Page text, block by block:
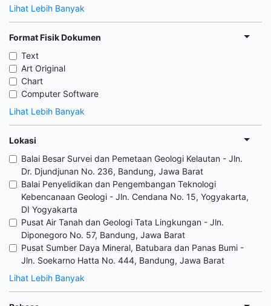
Lihat Lebih Banyak
Format Fisik Dokumen
Text
Art Original
Chart
Computer Software
Lihat Lebih Banyak
Lokasi
Balai Besar Survei dan Pemetaan Geologi Kelautan - Jln.
Dr. Djundjunan No. 236, Bandung, Jawa Barat
Balai Penyelidikan dan Pengembangan Teknologi
Kebencanaan Geologi - Jln. Cendana No. 15, Yogyakarta,
DI Yogyakarta
Pusat Air Tanah dan Geologi Tata Lingkungan - Jln.
Diponegoro No. 57, Bandung, Jawa Barat
Pusat Sumber Daya Mineral, Batubara dan Panas Bumi -
Jln. Soekarno Hatta No. 444, Bandung, Jawa Barat
Lihat Lebih Banyak